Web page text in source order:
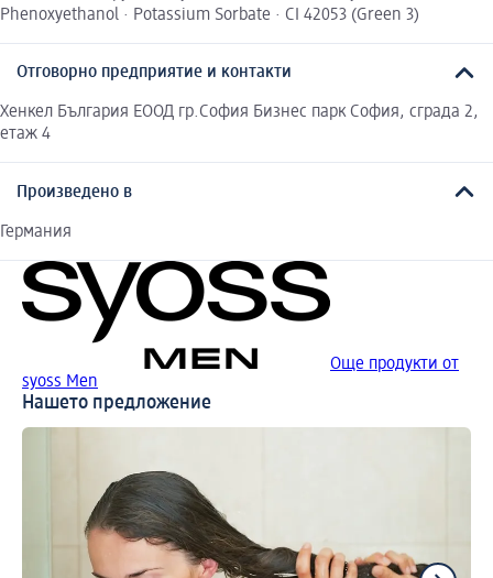
Phenoxyethanol · Potassium Sorbate · CI 42053 (Green 3)
Отговорно предприятие и контакти
Хенкел България ЕООД гр.София Бизнес парк София, сграда 2,
етаж 4
Произведено в
Германия
Още продукти от
syoss Men
Нашето предложение